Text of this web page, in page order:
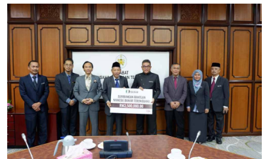
syariah...